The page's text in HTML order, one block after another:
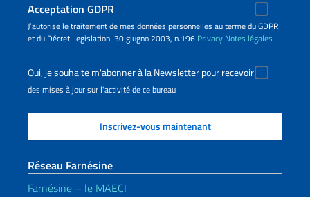
Acceptation GDPR
J’autorise le traitement de mes données personnelles au terme du GDPR
et du Décret Legislation 30 giugno 2003, n.196 Privacy Notes légales
Oui, je souhaite m'abonner à la Newsletter pour recevoir
des mises à jour sur l'activité de ce bureau
Réseau Farnésine
Farnésine – le MAECI